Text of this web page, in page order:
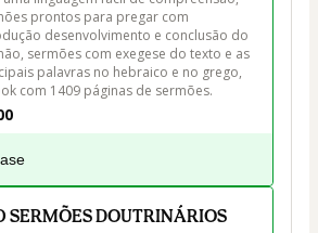
prontos para pregar com
desenvolvimento e conclusão do
sermões com exegese do texto e as
palavras no hebraico e no grego,
com 1409 páginas de sermões.
SERMÕES DOUTRINÁRIOS